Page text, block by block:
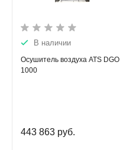
В наличии
Осушитель воздуха ATS DGO
1000
443 863 руб.